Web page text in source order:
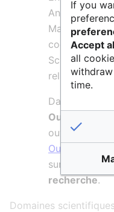
cognitives,
Sciences de
religieuses.
Dans le
Ouverte
,
ouverte
Ouverte
sur
la
recherche.
Domaines
If you
Accept
all
time.